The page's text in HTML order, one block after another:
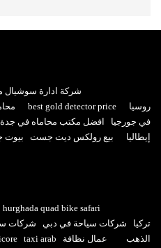
شركة ادارة سوشيال
روسيا
best gold detector price
في جورجيا
افضل مكتب محاماه في جدة
إيطاليا
بيع رولكس ديت جست بيوت
hurghada quad bike safari
تركيا
شركات سياحة في دبي شركات
الذهب
عمال نظافة taxi arab